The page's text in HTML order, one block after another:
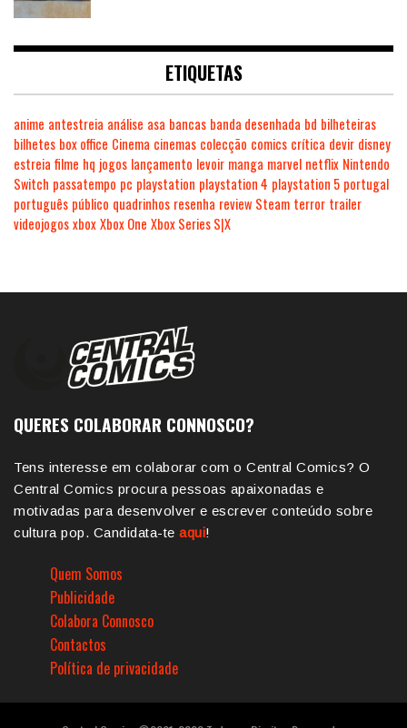
ETIQUETAS
anime antestreia análise asa bancas banda desenhada bd bilheteiras
bilhetes box office Cinema cinemas colecção comics crítica devir disney
estreia filme hq jogos lançamento levoir manga marvel netflix Nintendo
Switch passatempo pc playstation playstation 4 playstation 5 portugal
português público quadrinhos resenha review Steam terror trailer
videojogosxboxXbox One Xbox Series S|X
QUERES COLABORAR CONNOSCO?
Tens interesse em colaborar com o Central Comics? O
Central Comics procura pessoas apaixonadas e
motivadas para desenvolver e escrever conteúdo sobre
cultura pop. Candidata-te aqui!
Quem Somos
Publicidade
Colabora Connosco
Contactos
Política de privacidade